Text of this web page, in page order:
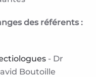
des référents :
- Dr
Boutoille